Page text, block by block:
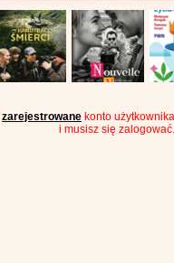
zarejestrowane konto użytkownika
i musisz się zalogować.